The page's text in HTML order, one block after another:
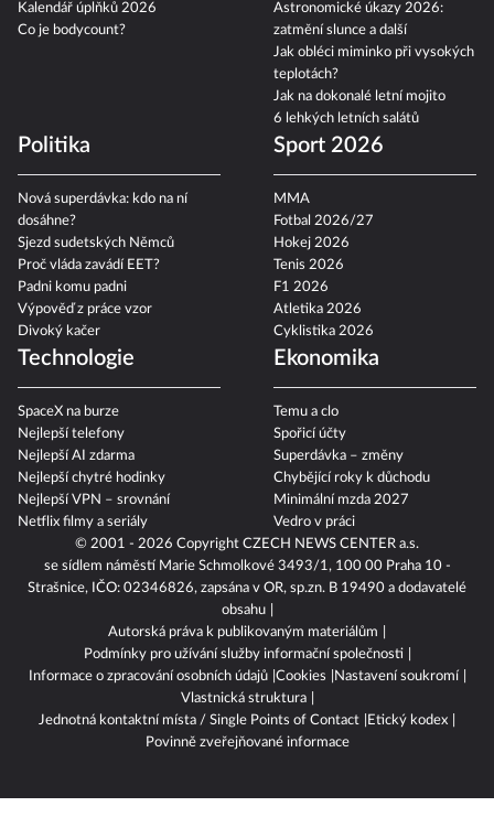
© 2001 - 2026 Copyright CZECH NEWS CENTER a.s.
se sídlem náměstí Marie Schmolkové 3493/1, 100 00 Praha 10 -
Strašnice, IČO: 02346826, zapsána v OR, sp.zn. B 19490 a dodavatelé
obsahu
Autorská práva k publikovaným materiálům
Podmínky pro užívání služby informační společnosti
Informace o zpracování osobních údajů Cookies
Nastavení soukromí
Vlastnická struktura
Jednotná kontaktní místa / Single Points of Contact
Etický kodex
Povinně zveřejňované informace
Kalendář úplňků 2026
Co je bodycount?
Astronomické úkazy 2026:
zatmění slunce a další
Jak obléci miminko při vysokých
teplotách?
Jak na dokonalé letní mojito
6 lehkých letních salátů
Politika
Nová superdávka: kdo na ní
dosáhne?
Sjezd sudetských Němců
Proč vláda zavádí EET?
Padni komu padni
Výpověď z práce vzor
Divoký kačer
Sport 2026
MMA
Fotbal 2026/27
Hokej 2026
Tenis 2026
F1 2026
Atletika 2026
Cyklistika 2026
Technologie
SpaceX na burze
Nejlepší telefony
Nejlepší AI zdarma
Nejlepší chytré hodinky
Nejlepší VPN – srovnání
Netflix filmy a seriály
Ekonomika
Temu a clo
Spořicí účty
Superdávka – změny
Chybějící roky k důchodu
Minimální mzda 2027
Vedro v práci